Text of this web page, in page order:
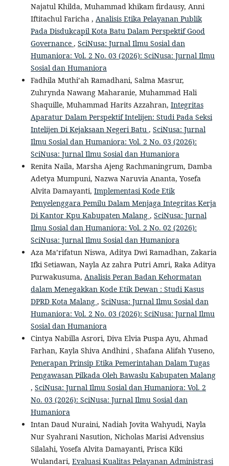
Najatul Khilda, Muhammad khikam firdausy, Anni
Iftitachul Faricha , Analisis Etika Pelayanan Publik
Pada Disdukcapil Kota Batu Dalam Perspektif Good
Governance , SciNusa: Jurnal Ilmu Sosial dan
Humaniora: Vol. 2 No. 03 (2026): SciNusa: Jurnal Ilmu
Sosial dan Humaniora
Fadhila Muthi’ah Ramadhani, Salma Masrur,
Zuhrynda Nawang Maharanie, Muhammad Hali
Shaquille, Muhammad Harits Azzahran, Integritas
Aparatur Dalam Perspektif Intelijen: Studi Pada Seksi
Intelijen Di Kejaksaan Negeri Batu , SciNusa: Jurnal
Ilmu Sosial dan Humaniora: Vol. 2 No. 03 (2026):
SciNusa: Jurnal Ilmu Sosial dan Humaniora
Renita Naila, Marsha Ajeng Rachmaningrum, Damba
Adetya Mumpuni, Nazwa Naruvia Ananta, Yosefa
Alvita Damayanti, Implementasi Kode Etik
Penyelenggara Pemilu Dalam Menjaga Integritas Kerja
Di Kantor Kpu Kabupaten Malang , SciNusa: Jurnal
Ilmu Sosial dan Humaniora: Vol. 2 No. 02 (2026):
SciNusa: Jurnal Ilmu Sosial dan Humaniora
Aza Ma’rifatun Niswa, Aditya Dwi Ramadhan, Zakaria
Ifki Setiawan, Nayla Az zahra Putri Amri, Raka Aditya
Purwakusuma, Analisis Peran Badan Kehormatan
dalam Menegakkan Kode Etik Dewan : Studi Kasus
DPRD Kota Malang , SciNusa: Jurnal Ilmu Sosial dan
Humaniora: Vol. 2 No. 03 (2026): SciNusa: Jurnal Ilmu
Sosial dan Humaniora
Cintya Nabilla Asrori, Diva Elvia Puspa Ayu, Ahmad
Farhan, Kayla Shiva Andhini , Shafana Alifah Yuseno,
Penerapan Prinsip Etika Pemerintahan Dalam Tugas
Pengawasan Pilkada Oleh Bawaslu Kabupaten Malang
, SciNusa: Jurnal Ilmu Sosial dan Humaniora: Vol. 2
No. 03 (2026): SciNusa: Jurnal Ilmu Sosial dan
Humaniora
Intan Daud Nuraini, Nadiah Jovita Wahyudi, Nayla
Nur Syahrani Nasution, Nicholas Marisi Advensius
Silalahi, Yosefa Alvita Damayanti, Prisca Kiki
Wulandari, Evaluasi Kualitas Pelayanan Administrasi